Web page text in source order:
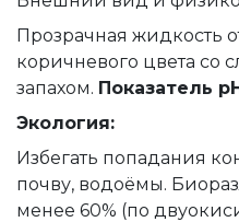
Прозрачная жидкость
коричневого цвета со
запахом. Показатель
Экология:
Избегать попадания
почву, водоёмы.
менее 60% (по